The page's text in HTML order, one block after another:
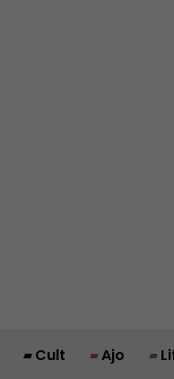
Cult Ajo